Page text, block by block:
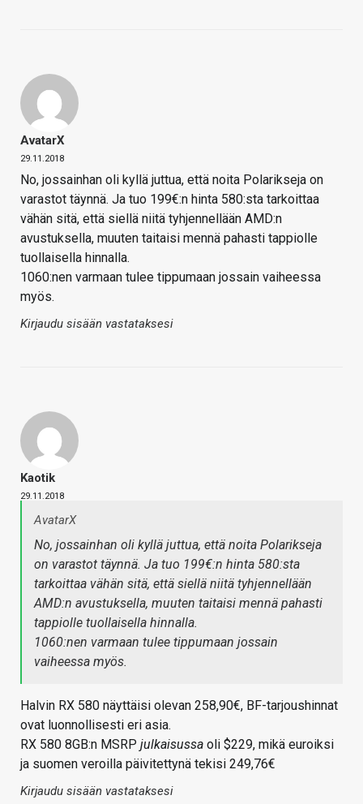
AvatarX
29.11.2018
No, jossainhan oli kyllä juttua, että noita Polarikseja on
varastot täynnä. Ja tuo 199€:n hinta 580:sta tarkoittaa
vähän sitä, että siellä niitä tyhjennellään AMD:n
avustuksella, muuten taitaisi mennä pahasti tappiolle
tuollaisella hinnalla.
1060:nen varmaan tulee tippumaan jossain vaiheessa
myös.
Kirjaudu sisään vastataksesi
Kaotik
29.11.2018
AvatarX
No, jossainhan oli kyllä juttua, että noita Polarikseja
on varastot täynnä. Ja tuo 199€:n hinta 580:sta
tarkoittaa vähän sitä, että siellä niitä tyhjennellään
AMD:n avustuksella, muuten taitaisi mennä pahasti
tappiolle tuollaisella hinnalla.
1060:nen varmaan tulee tippumaan jossain
vaiheessa myös.
Halvin RX 580 näyttäisi olevan 258,90€, BF-tarjoushinnat
ovat luonnollisesti eri asia.
RX 580 8GB:n MSRP julkaisussa oli $229, mikä euroiksi
ja suomen veroilla päivitettynä tekisi 249,76€
Kirjaudu sisään vastataksesi